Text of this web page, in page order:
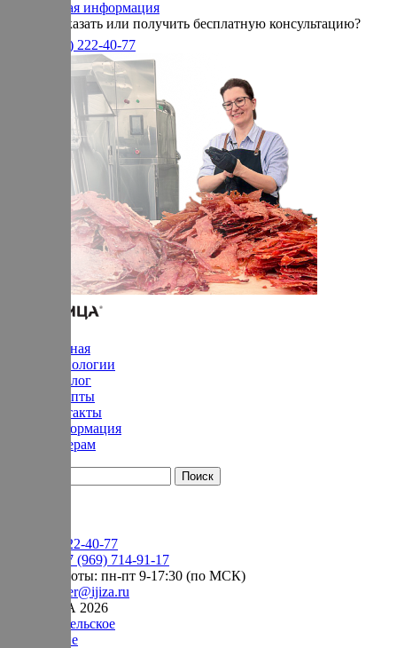
Справочная информация
Хотите заказать или получить бесплатную консультацию?
+7(905) 222-40-77
Главная
Технологии
Каталог
Рецепты
Контакты
Информация
Дилерам
+7 (905) 222-40-77
+7 (969) 714-91-17
режим работы: пн-пт 9-17:30 (по МСК)
order@ijiza.ru
© ИЖИЦА 2026
Пользовательское
соглашение